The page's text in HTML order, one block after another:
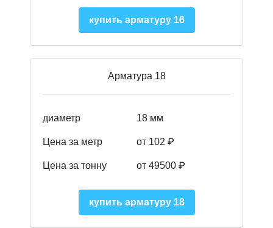
купить арматуру 16
Арматура 18
диаметр 18 мм
Цена за метр от 102 ₽
Цена за тонну от 49500 ₽
купить арматуру 18